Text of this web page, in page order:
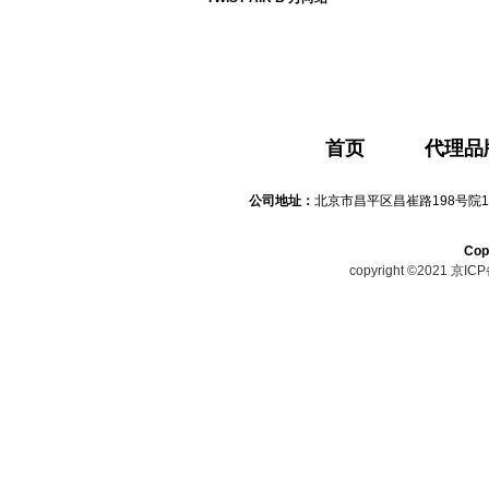
首页 代理品
公司地址： 北京市昌平区昌崔路198号院
copyright ©2021 京